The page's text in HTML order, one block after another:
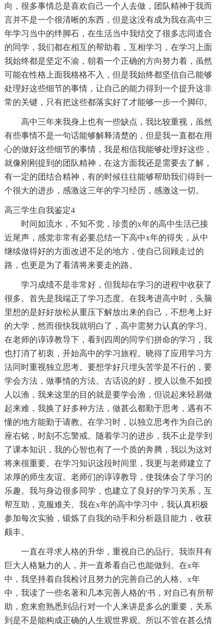
向，很多事情总是喜欢自己一个人去做，团队精神于我而
言并不是一个很清晰的东西，但是这没有成为我在高中三
年学习当中的绊脚石，在生活当中我结交了很多志同道合
的同学，我们都在相互的帮助着，互相学习，在学习上面
我始终都是坚定不渝，朝着一个正确的方向努力着，虽然
可能在性格上面我格格不入，但是我始终都坚信自己能够
处理好这些细节的事情，让自己的能力得到一个提升这非
常的关键，只有把这些都落实好了才能够一步一个脚印。
高中三年来我身上也有一些缺点，我比较重视，虽然
有些事情不是一句话能够解释清楚的，但是我一直都在用
心的做好这些细节的事情，我是相信我能够处理好这些，
就像刚刚提到的团队精神，在这方面我还是需要去了解，
有一定的团结合精神，有的时候往往能够帮助我们得到一
个很大的进步，感激这三年的学习经历，感激这一切。
高三学生自我鉴定4
时间如流水，不知不觉，珍贵的x年的高中生活已接
近尾声，感觉非常有必要总结一下高中x年的得失，从中
继续做得好的方面改进不足的地方，使自己回顾走过的
路，也更是为了看清将来要走的路。
学习成绩不是非常好，但我却在学习的进程中收获了
很多。首先是我端正了学习态度。在我考进高中时，头脑
里想的是好好放松从重压下解放出来的自己，不想考上好
的大学，然而很快我就明白了，高中需努力认真的学习。
在老师的谆谆教导下，看到四周的同学们拼命的学习，我
也打消了初衷，开始高中的学习旅程。晓得了应用学习方
法同时重视独立思考。要想学好只埋头苦学是不行的，要
学会方法，做事情的方法。古话说的好，授人以鱼不如授
人以渔，我来这里的目的就是要学会渔，但说起来轻易做
起来难，我换了好多种方法，做甚么都勤于思考，遇有不
懂的地方能勤于请教。在学习时，以独立思考作为自己的
座右铭，时刻不忘警戒。随着学习的进步，我不止是学到
了课本知识，我的心智也有了一个质的奔腾，我以为这对
将来很重要。在学习知识这段时间里，我更与老师建立了
浓厚的师生友谊。老师们的谆谆教导，使我体会了学习的
乐趣。我与身边很多同学，也建立了良好的学习关系，互
帮互助，克服难关。我在x年的高中学习中，我认真积极
参加每次实验，锻炼了自我的动手和分析题目能力，收获
颇丰。
一直在寻求人格的升华，重视自己的品行。我崇拜有
巨大人格魅力的人，并一直希看自己也能做到。在x年
中，我坚持着自我检讨且努力的完善自己的人格。x年
中，我读了一些名著和几本完善人格的'书，对自己有所帮
助，愈来愈熟悉到品行对一个人来讲是多么的重要，关系
到是不是能构成正确的人生观世界观。所以不管在甚么情